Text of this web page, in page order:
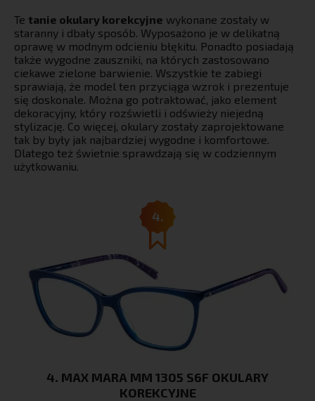
Te tanie okulary korekcyjne wykonane zostały w
staranny i dbały sposób. Wyposażono je w delikatną
oprawę w modnym odcieniu błękitu. Ponadto posiadają
także wygodne zauszniki, na których zastosowano
ciekawe zielone barwienie. Wszystkie te zabiegi
sprawiają, że model ten przyciąga wzrok i prezentuje
się doskonale. Można go potraktować, jako element
dekoracyjny, który rozświetli i odświeży niejedną
stylizację. Co więcej, okulary zostały zaprojektowane
tak by były jak najbardziej wygodne i komfortowe.
Dlatego też świetnie sprawdzają się w codziennym
użytkowaniu.
4.
4. MAX MARA MM 1305 S6F OKULARY
KOREKCYJNE